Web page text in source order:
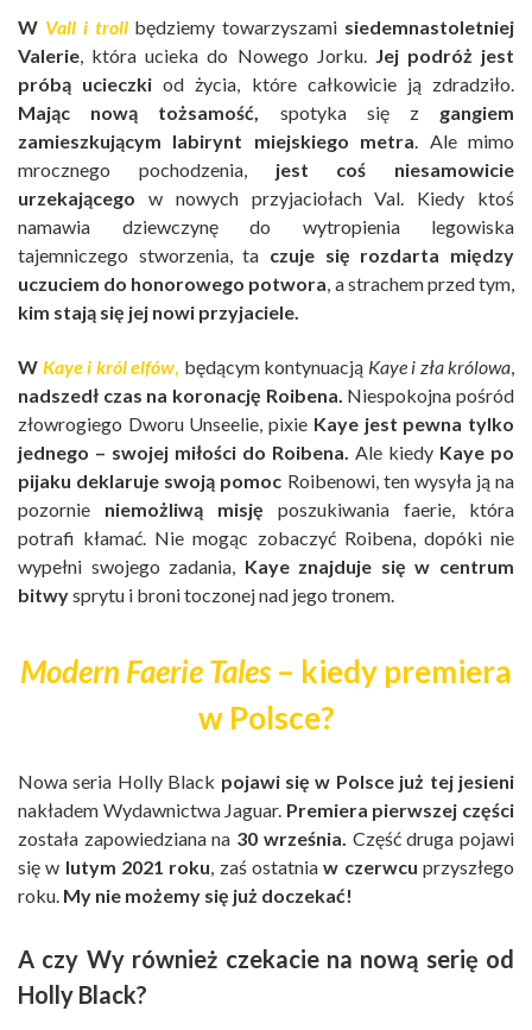
W Vall i troll będziemy towarzyszami siedemnastoletniej
Valerie , która ucieka do Nowego Jorku.
Jej podróż jest
próbą ucieczki od życia, które całkowicie ją zdradziło.
Mając
nową tożsamość, spotyka się z gangiem
zamieszkującym labirynt miejskiego metra . Ale mimo
mrocznego pochodzenia, jest coś niesamowicie
urzekającego w nowych przyjaciołach Val. Kiedy ktoś
namawia dziewczynę do wytropienia legowiska
tajemniczego stworzenia, ta czuje się rozdarta między
uczuciem do honorowego potwora , a strachem przed tym,
kim stają się jej nowi przyjaciele.
W Kaye i król elfów będącym kontynuacją Kaye i zła królowa
nadszedł czas na koronację Roibena. Niespokojna pośród
złowrogiego Dworu Unseelie, pixie Kaye jest pewna tylko
jednego – swojej miłości do Roibena. Ale kiedy Kaye po
pijaku deklaruje swoją pomoc Roibenowi, ten wysyła ją na
pozornie niemożliwą misję poszukiwania faerie, która
potrafi kłamać. Nie mogąc zobaczyć Roibena, dopóki nie
wypełni swojego zadania, Kaye znajduje się w centrum
bitwysprytu i broni toczonej nad jego tronem.
Modern Faerie Tales– kiedy premiera
w Polsce?
Nowa seria Holly Black pojawi się w Polsce już tej jesieni
nakładem Wydawnictwa Jaguar. Premiera pierwszej części
została zapowiedziana na 30 września. Część druga pojawi
się w lutym 2021 roku, zaś ostatniaw czerwcu przyszłego
roku. My nie możemy się już doczekać!
A czy Wy również czekacie na nową serię od
Holly Black?